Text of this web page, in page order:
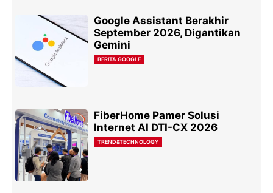
Google Assistant Berakhir
September 2026, Digantikan
Gemini
BERITA GOOGLE
FiberHome Pamer Solusi
Internet AI DTI-CX 2026
TREND&TECHNOLOGY